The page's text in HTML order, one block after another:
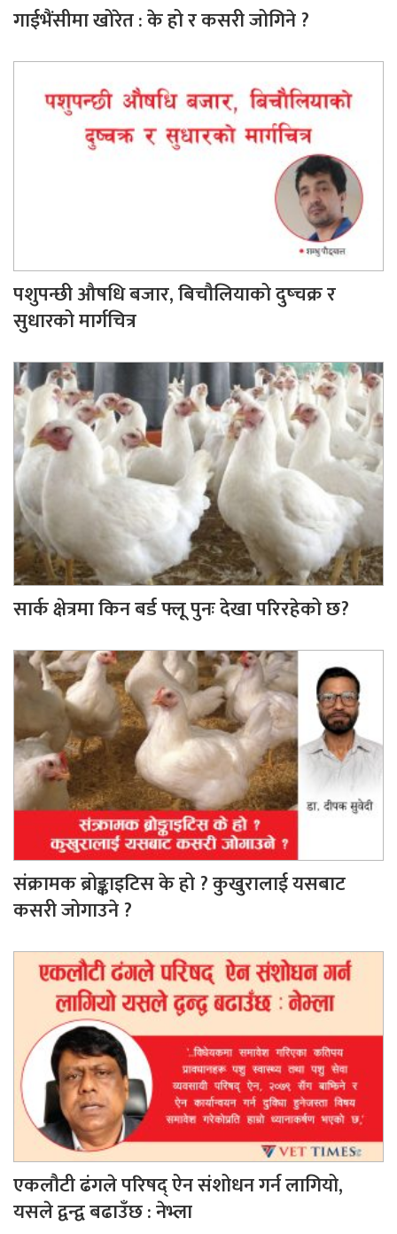
गाईभैंसीमा खोरेत : के हो र कसरी जोगिने ?
पशुपन्छी औषधि बजार, बिचौलियाको दुष्चक्र र
सुधारको मार्गचित्र
सार्क क्षेत्रमा किन बर्ड फ्लू पुनः देखा परिरहेको छ?
संक्रामक ब्रोङ्काइटिस के हो ? कुखुरालाई यसबाट
कसरी जोगाउने ?
एकलौटी ढंगले परिषद् ऐन संशोधन गर्न लागियो,
यसले द्वन्द्व बढाउँछ : नेभ्ला